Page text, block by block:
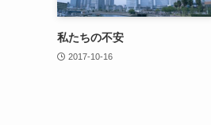
私たちの不安
2017-10-16